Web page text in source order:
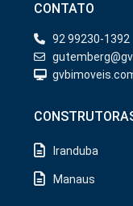
CONTATO
92 99230-1392
Iranduba
Manaus